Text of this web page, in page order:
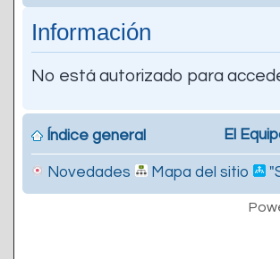
Información
No está autorizado para
Índice general El
Novedades Mapa del sitio